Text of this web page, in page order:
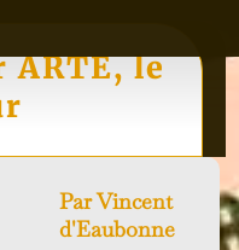
ARTE, le
ParVincent
d'Eaubonne